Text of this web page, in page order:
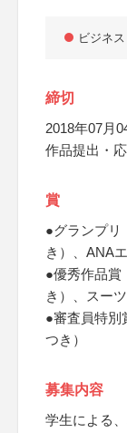
ビジネ
締切
2018年07月
作品提出・
賞
●グランプ
き）、ANA
●優秀作品
き）、スー
●審査員特
つき）
募集内容
学生による